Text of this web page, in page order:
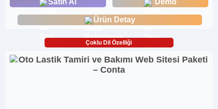
Satın Al Demo
Ürün Detay
Çoklu Dil Özelliği